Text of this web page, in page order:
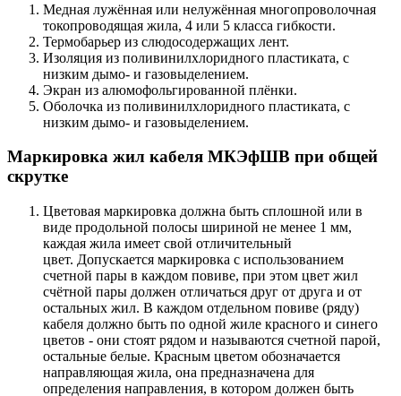
Медная лужённая или нелужённая многопроволочная
токопроводящая жила, 4 или 5 класса гибкости.
Термобарьер из слюдосодержащих лент.
Изоляция из поливинилхлоридного пластиката, с
низким дымо- и газовыделением.
Экран из алюмофольгированной плёнки.
Оболочка из поливинилхлоридного пластиката, с
низким дымо- и газовыделением.
Маркировка жил кабеля МКЭфШВ при общей
скрутке
Цветовая маркировка должна быть сплошной или в
виде продольной полосы шириной не менее 1 мм,
каждая жила имеет свой отличительный
цвет. Допускается маркировка с использованием
счетной пары в каждом повиве, при этом цвет жил
счётной пары должен отличаться друг от друга и от
остальных жил. В каждом отдельном повиве (ряду)
кабеля должно быть по одной жиле красного и синего
цветов - они стоят рядом и называются счетной парой,
остальные белые. Красным цветом обозначается
направляющая жила, она предназначена для
определения направления, в котором должен быть